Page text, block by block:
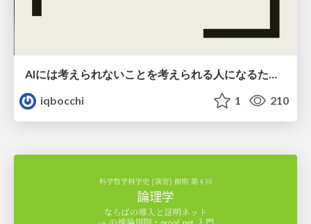
AIには考えられないことを考えられる人になるために
iqbocchi
1 210